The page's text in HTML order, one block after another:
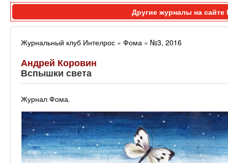
Другие журналы на
Журнальный клуб Интелрос » Фома » №3, 2016
Андрей Коровин
Вспышки света
Журнал Фома.